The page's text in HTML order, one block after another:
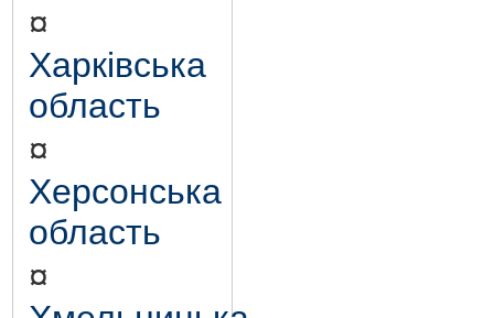
¤
Харківська
область
¤
Херсонська
область
¤